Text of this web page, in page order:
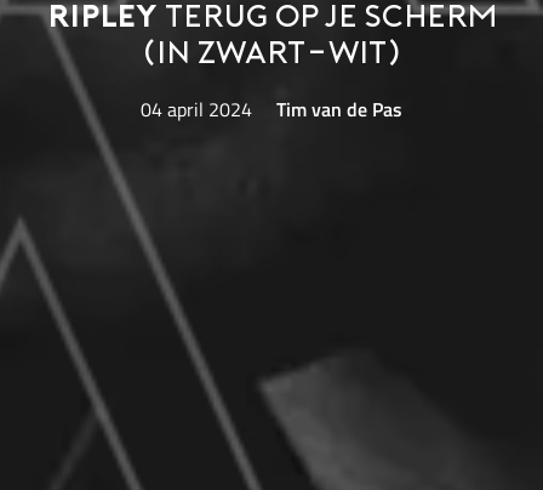
Ripley terug op je scherm
(in zwart-wit)
04 april 2024 Tim van de Pas